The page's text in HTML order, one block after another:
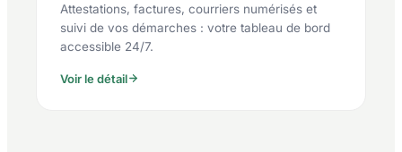
Attestations, factures, courriers numérisés et
suivi de vos démarches : votre tableau de bord
accessible 24/7.
Voir le détail